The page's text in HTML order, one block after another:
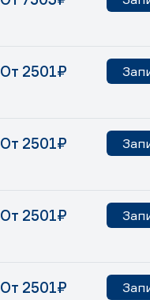
От 2501₽
От 2501₽
От 2501₽
От 2501₽